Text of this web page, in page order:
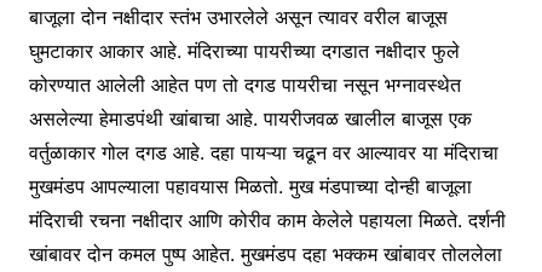
बाजूला दोन नक्षीदार स्तंभ उभारलेले असून त्यावर वरील बाजूस
घुमटाकार आकार आहे. मंदिराच्या पायरीच्या दगडात नक्षीदार फुले
कोरण्यात आलेली आहेत पण तो दगड पायरीचा नसून भग्नावस्थेत
असलेल्या हेमाडपंथी खांबाचा आहे. पायरीजवळ खालील बाजूस एक
वर्तुळाकार गोल दगड आहे. दहा पायऱ्या चढून वर आल्यावर या मंदिराचा
मुखमंडप आपल्याला पहावयास मिळतो. मुख मंडपाच्या दोन्ही बाजूला
मंदिराची रचना नक्षीदार आणि कोरीव काम केलेले पहायला मिळते. दर्शनी
खांबावर दोन कमल पुष्प आहेत. मुखमंडप दहा भक्कम खांबावर तोललेला